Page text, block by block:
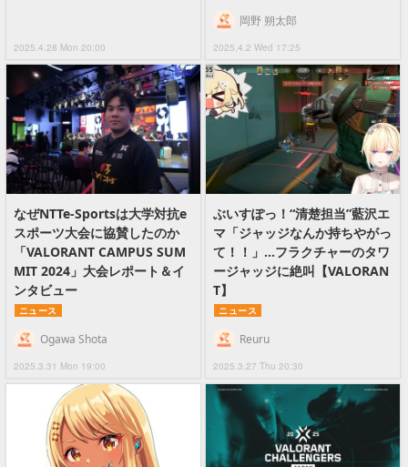
2025.4.28 Mon 20:00 2025.4.2 Wed 17:25
岡野 朔太郎
なぜNTTe-Sportsは大学対抗e
スポーツ大会に協賛したのか
「VALORANT CAMPUS SUM
MIT 2024」大会レポート＆イ
ンタビュー
ニュース
2025.3.31 Mon 19:00
Ogawa Shota
ぶいすぽっ！“清楚担当”藍沢エ
マ「ジャッジなんか持ちやがっ
て！！」…フラクチャーのタワ
ージャッジに絶叫【VALORAN
T】
ニュース
2025.3.27 Thu 20:30
Reuru